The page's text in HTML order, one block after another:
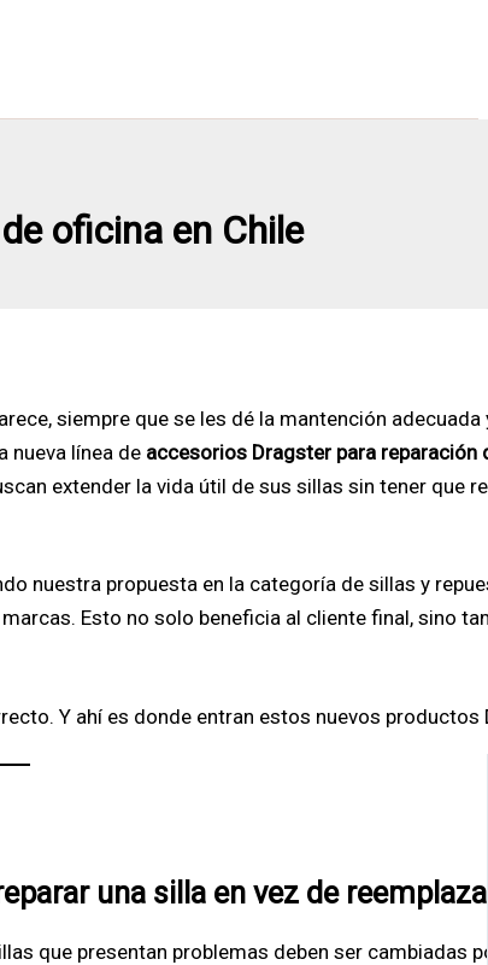
oficina en Chile
siempre que se les dé la mantención adecuada
nueva línea de accesorios Dragster para reparación
extender la vida útil de sus sillas sin tener que
nuestra propuesta en la categoría de sillas y
Esto no solo beneficia al cliente final, sino
Y ahí es donde entran estos nuevos productos
una silla en vez de
que presentan problemas deben ser cambiadas